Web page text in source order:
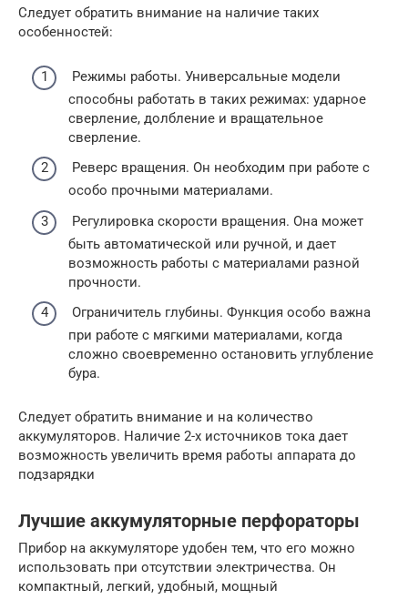
Следует обратить внимание на наличие таких
особенностей:
Режимы работы. Универсальные модели
способны работать в таких режимах: ударное
сверление, долбление и вращательное
сверление.
Реверс вращения. Он необходим при работе с
особо прочными материалами.
Регулировка скорости вращения. Она может
быть автоматической или ручной, и дает
возможность работы с материалами разной
прочности.
Ограничитель глубины. Функция особо важна
при работе с мягкими материалами, когда
сложно своевременно остановить углубление
бура.
Следует обратить внимание и на количество
аккумуляторов. Наличие 2-х источников тока дает
возможность увеличить время работы аппарата до
подзарядки
Лучшие аккумуляторные перфораторы
Прибор на аккумуляторе удобен тем, что его можно
использовать при отсутствии электричества. Он
компактный, легкий, удобный, мощный